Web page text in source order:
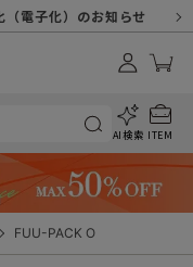
への影響について
（電子化）のお知らせ
う配送への影響について
注意ください
合に関しまして
に関しまして
ご注意ください
AI検索 ITEM
FUU-PACK O